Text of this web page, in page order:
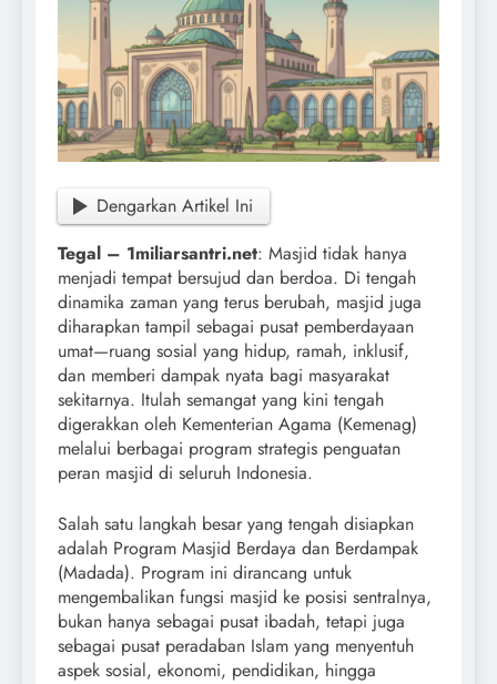
Dengarkan Artikel Ini
Tegal – 1miliarsantri.net: Masjid tidak hanya
menjadi tempat bersujud dan berdoa. Di tengah
dinamika zaman yang terus berubah, masjid juga
diharapkan tampil sebagai pusat pemberdayaan
umat—ruang sosial yang hidup, ramah, inklusif,
dan memberi dampak nyata bagi masyarakat
sekitarnya. Itulah semangat yang kini tengah
digerakkan oleh Kementerian Agama (Kemenag)
melalui berbagai program strategis penguatan
peran masjid di seluruh Indonesia.
Salah satu langkah besar yang tengah disiapkan
adalah Program Masjid Berdaya dan Berdampak
(Madada). Program ini dirancang untuk
mengembalikan fungsi masjid ke posisi sentralnya,
bukan hanya sebagai pusat ibadah, tetapi juga
sebagai pusat peradaban Islam yang menyentuh
aspek sosial, ekonomi, pendidikan, hingga